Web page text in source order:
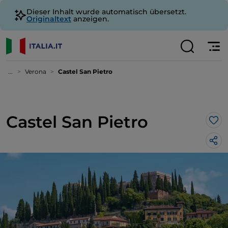
Dieser Inhalt wurde automatisch übersetzt.
Originaltext anzeigen.
... Verona Castel San Pietro
Castel San Pietro